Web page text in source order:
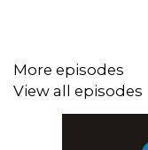
More episodes
View all episodes